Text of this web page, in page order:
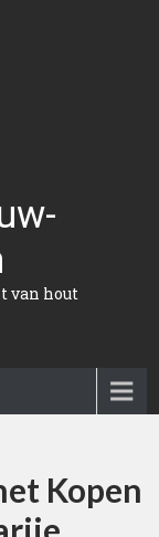
van hout
Kopen